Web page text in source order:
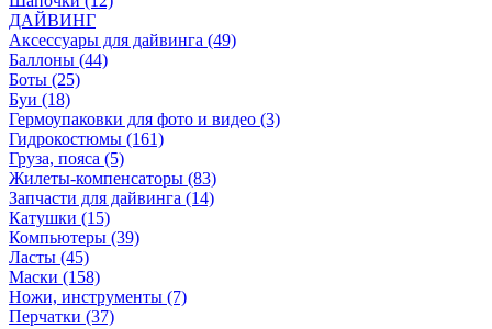
ДАЙВИНГ
Аксессуары для дайвинга (49)
Баллоны (44)
Боты (25)
Буи (18)
Гермоупаковки для фото и видео (3)
Гидрокостюмы (161)
Груза, пояса (5)
Жилеты-компенсаторы (83)
Запчасти для дайвинга (14)
Катушки (15)
Компьютеры (39)
Ласты (45)
Маски (158)
Ножи, инструменты (7)
Перчатки (37)